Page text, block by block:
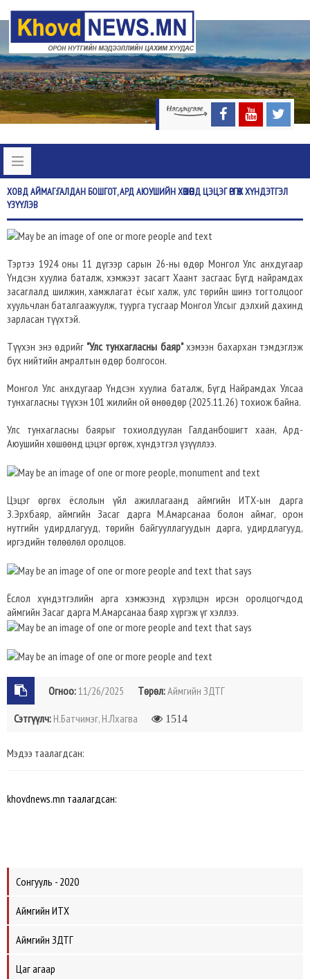
ХОВДАЙМАГ:ГАЛДАН БОШГОТ, АРД АЮУШИЙН ХӨШӨӨНД ЦЭЦЭГ ӨРГӨЖ ХҮНДЭТГЭЛ
ҮЗҮҮЛЭВ
Тэртээ 1924 оны 11 дүгээр сарын 26-ны өдөр Монгол Улс анхдугаар
Үндсэн хуулиа баталж, хэмжээт засагт Хаант засгаас Бүгд найрамдах
засаглалд шилжин, хамжлагат ёсыг халж, улс төрийн шинэ тогтолцоог
хуульчлан баталгаажуулж, туурга тусгаар Монгол Улсыг дэлхий дахинд
зарласан түүхтэй.
Түүхэн энэ өдрийг "Улс тунхагласны баяр"хэмээн бахархан тэмдэглэж
бүх нийтийн амралтын өдөр болгосон.
Монгол Улс анхдугаар Үндсэн хуулиа баталж, Бүгд Найрамдах Улсаа
тунхагласны түүхэн 101 жилийн ой өнөөдөр (2025.11.26) тохиож байна.
Улс тунхагласны баярыг тохиолдуулан Галданбошигт хаан, Ард-
Аюушийн хөшөөнд цэцэг өргөж, хүндэтгэл үзүүллээ.
Цэцэг өргөх ёслолын үйл ажиллагаанд аймгийн ИТХ-ын дарга
З.Эрхбаяр, аймгийн Засаг дарга М.Амарсанаа болон аймаг, орон
нутгийн удирдлагууд, төрийн байгууллагуудын дарга, удирдлагууд,
иргэдийн төлөөлөл оролцов.
Ёслол хүндэтгэлийн арга хэмжээнд хүрэлцэн ирсэн оролцогчдод
аймгийн Засаг дарга М.Амарсанаа баяр хүргэж үг хэллээ.
Огноо:11/26/2025 Төрөл:Аймгийн ЗДТГ
Сэтгүүлч: Н.Батчимэг, Н.Лхагва 1514
Мэдээ таалагдсан:
khovdnews.mn таалагдсан:
Сонгууль - 2020
Аймгийн ИТХ
Аймгийн ЗДТГ
Цаг агаар